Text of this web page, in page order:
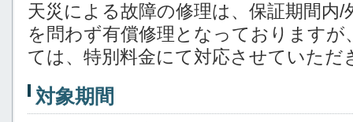
天災による故障の修理は、保証期間内/
を問わず有償修理となっております
ては、特別料金にて対応させていただ
対象期間